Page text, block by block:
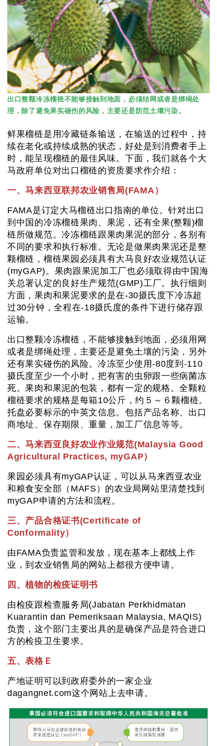
出口整颗冷冻榴梿不能够接触到地面，必须结网或者是绑绳处
理，除了避免果实碰伤的风险，主要还是防范土壤污染。
鲜果榴梿是用冷藏链条输送，在输送的过程中，持
续在老化或持续成熟的状态，好处是到消费者手上
时，能呈现榴梿的最佳风味。下面，我们就各个大
马政府单位对出口榴梿的资质要求作介绍：
一、马来西亚联邦农业销售局(FAMA）
FAMA是订定大马榴梿出口指南的单位。针对出口
到中国的冷冻榴梿果肉、果泥，还有全果(整颗)榴
梿所做规范。冷冻榴梿跟果肉果泥的部分，各别有
不同的要求和执行标准。无论是做果肉果泥还是整
颗榴梿，榴梿果园必须具有大马良好农业规范认证
(myGAP)。果肉跟果泥加工厂也必须取得由中国海
关总署认定的良好生产规范(GMP)工厂。执行细则
方面，果肉和果泥要求的是在-30摄氏度下冷冻超
过30分钟，全程在-18摄氏度的条件下进行储存跟
运输。
出口整颗冷冻榴梿，不能够接触到地面，必须用网
或者是绑绳处理，主要还是避免土壤的污染，另外
还有果实碰伤的风险。冷冻至少使用-80度到-110
摄氏度至少一个小时，把有害的虫卵跟一些病菌冻
死。果肉和果泥的包装，都有一定的规格。全颗粒
榴梿要求的规格是每箱10公斤，约５～６颗榴梿。
托盘必要标示的中英文信息。包括产品名称、出口
商地址、保存期限、重量，加工厂信息等等。
二、马来西亚良好农业作业规范(Malaysia Good
Agricultural Practices, myGAP）
果园必须具有myGAP认证，可以从马来西亚农业
和粮食安全部（MAFS）的农业局网站里清楚找到
myGAP申请的方法和流程。
三、产品合格证书(Certificate of
Conformality）
由FAMA负责监管和发放，现在基本上都线上作
业，到农业销售局的网站上都很方便申请。
四、植物的检疫证明书
由检疫跟检查服务局(Jabatan Perkhidmatan
Kuarantin dan Pemeriksaan Malaysia, MAQIS)
负责，这个部门主要出具的是确保产品是符合进口
方的检疫卫生要求。
五、表格Ｅ
产地证明可以到政府委外的一家企业
dagangnet.com这个网站上去申请。